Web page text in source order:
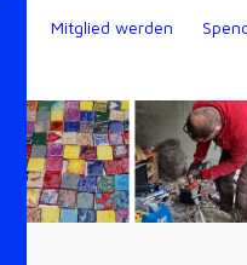
Mitglied werden